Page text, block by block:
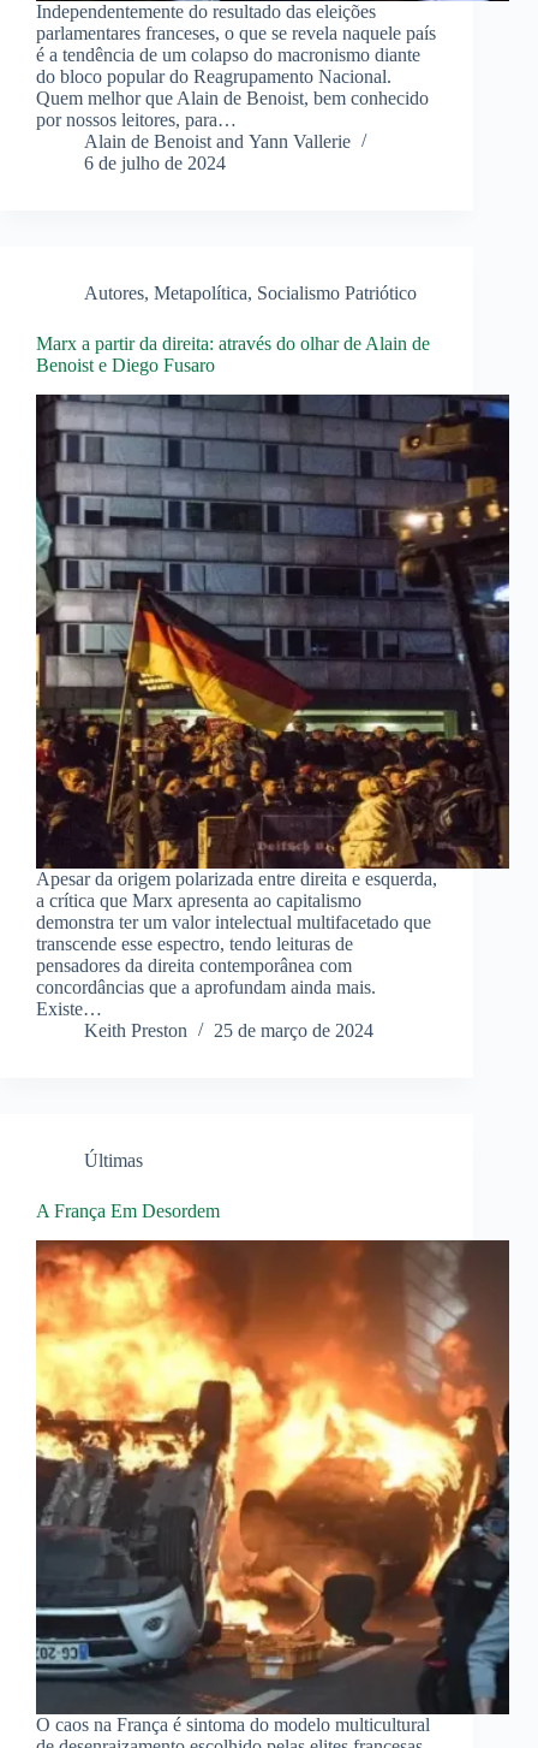
Independentemente do resultado das eleições
parlamentares franceses, o que se revela naquele país
é a tendência de um colapso do macronismo diante
do bloco popular do Reagrupamento Nacional.
Quem melhor que Alain de Benoist, bem conhecido
por nossos leitores, para…
Alain de Benoist and Yann Vallerie
6 de julho de 2024
Autores, Metapolítica, Socialismo Patriótico
Marx a partir da direita: através do olhar de Alain de
Benoist e Diego Fusaro
Apesar da origem polarizada entre direita e esquerda,
a crítica que Marx apresenta ao capitalismo
demonstra ter um valor intelectual multifacetado que
transcende esse espectro, tendo leituras de
pensadores da direita contemporânea com
concordâncias que a aprofundam ainda mais.
Existe…
Keith Preston
25 de março de 2024
Últimas
A França Em Desordem
O caos na França é sintoma do modelo multicultural